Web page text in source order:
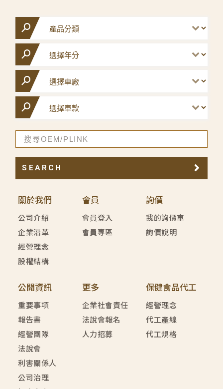
關於我們
公司介紹
企業沿革
經營理念
股權結構
會員
會員登入
會員專區
詢價
我的詢價車
詢價說明
公開資訊
重要事項
報告書
經營團隊
法說會
利害關係人
公司治理
更多
企業社會責任
法說會報名
人力招募
保健食品代工
經營理念
代工產線
代工規格
SEARCH